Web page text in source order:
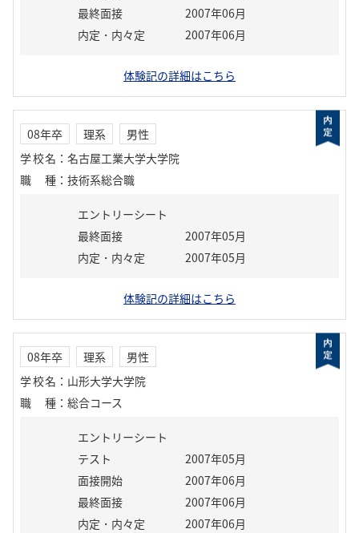
最終面接
2007年06月
内定・内々定
2007年06月
体験記の詳細はこちら
08年卒 理系
男性
学校名 ： 名古屋工業大学大学院
職種 ： 技術系総合職
エントリーシート
最終面接
2007年05月
内定・内々定
2007年05月
体験記の詳細はこちら
08年卒 理系
男性
学校名 ： 山形大学大学院
職種 ： 総合コース
エントリーシート
テスト
2007年05月
面接開始
2007年06月
最終面接
2007年06月
内定・内々定
2007年06月